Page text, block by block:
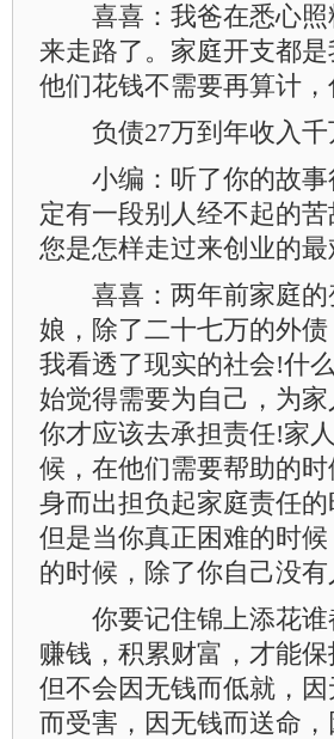
喜喜：我爸在悉心照
来走路了。家庭开支都
他们花钱不需要再算计
负债27万到年收入千
小编：听了你的故事
定有一段别人经不起的
您是怎样走过来创业的最
喜喜：两年前家庭的
娘，除了二十七万的外
我看透了现实的社会!什
始觉得需要为自己，为
你才应该去承担责任!家
候，在他们需要帮助的
身而出担负起家庭责任
但是当你真正困难的时
的时候，除了你自己没
你要记住锦上添花谁
赚钱，积累财富，才能
但不会因无钱而低就，
而受害，因无钱而送命